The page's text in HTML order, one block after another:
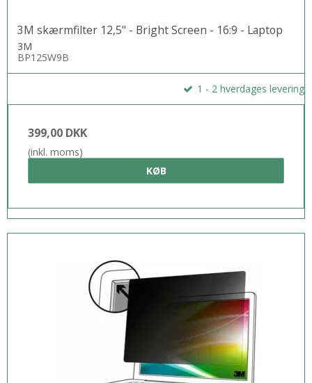
3M skærmfilter 12,5" - Bright Screen - 16:9 - Laptop
3M
BP125W9B
1 - 2 hverdages levering
399,00 DKK
(inkl. moms)
KØB